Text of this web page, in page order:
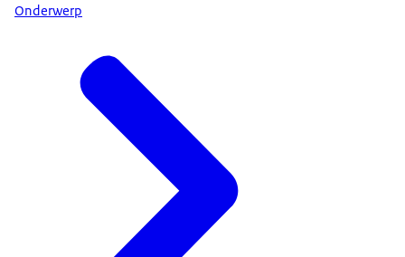
Onderwerp